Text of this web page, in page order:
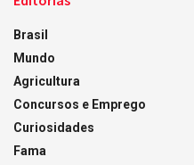
Brasil
Mundo
Agricultura
Concursos e Emprego
Curiosidades
Fama